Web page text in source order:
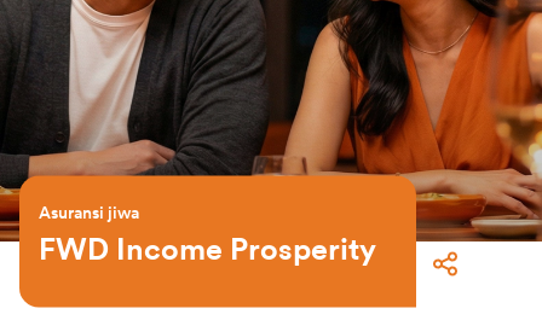
Asuransi jiwa
FWD Income Prosperity